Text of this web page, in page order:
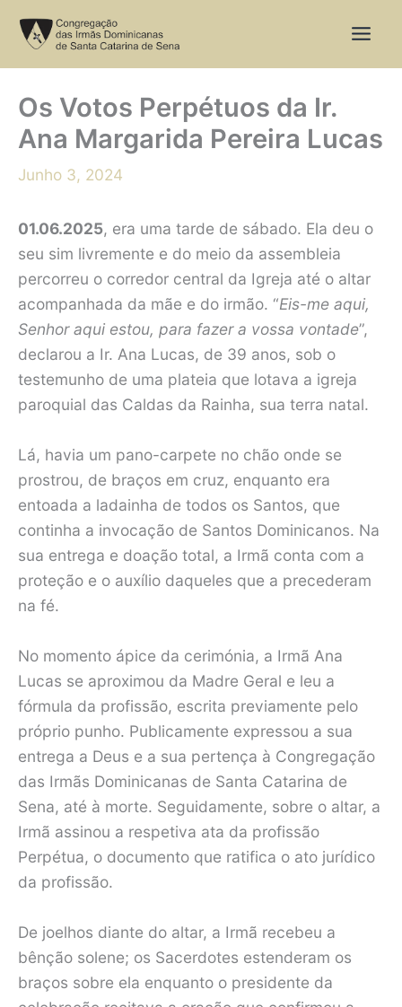
Os Votos Perpétuos da Ir.
Ana Margarida Pereira Lucas
Junho 3, 2024
01.06.2025, era uma tarde de sábado. Ela deu o
seu sim livremente e do meio da assembleia
percorreu o corredor central da Igreja até o altar
acompanhada da mãe e do irmão. “Eis-me aqui,
Senhor aqui estou, para fazer a vossa vontade”,
declarou a Ir. Ana Lucas, de 39 anos, sob o
testemunho de uma plateia que lotava a igreja
paroquial das Caldas da Rainha, sua terra natal.
Lá, havia um pano-carpete no chão onde se
prostrou, de braços em cruz, enquanto era
entoada a ladainha de todos os Santos, que
continha a invocação de Santos Dominicanos. Na
sua entrega e doação total, a Irmã conta com a
proteção e o auxílio daqueles que a precederam
na fé.
No momento ápice da cerimónia, a Irmã Ana
Lucas se aproximou da Madre Geral e leu a
fórmula da profissão, escrita previamente pelo
próprio punho. Publicamente expressou a sua
entrega a Deus e a sua pertença à Congregação
das Irmãs Dominicanas de Santa Catarina de
Sena, até à morte. Seguidamente, sobre o altar, a
Irmã assinou a respetiva ata da profissão
Perpétua, o documento que ratifica o ato jurídico
da profissão.
De joelhos diante do altar, a Irmã recebeu a
bênção solene; os Sacerdotes estenderam os
braços sobre ela enquanto o presidente da